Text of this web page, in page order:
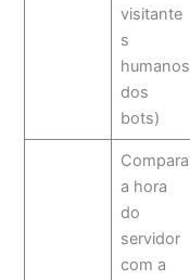
visitante
s
humanos
dos
bots)
Compara
a hora
do
servidor
com a